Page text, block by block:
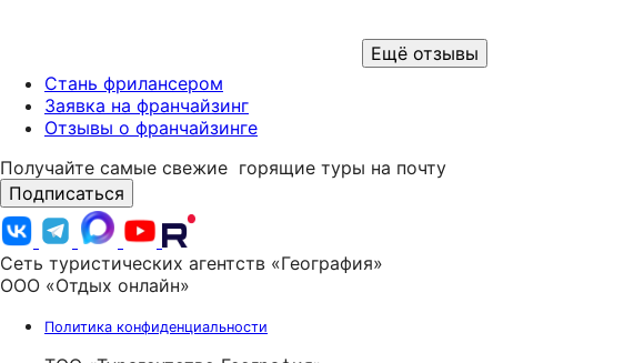
сопровождала нас. Даже с выбором
очень понравилось работать с Анжеликой,
намерены и дальше пользоваться услугами
этого агентства - такой заботы и внимания
мы не встречали больше нигде!
Подобрала тур в нужные нам даты. Мы знали,
Ещё отзывы
Стань фрилансером
Заявка на франчайзинг
Отзывы о франчайзинге
Получайте самые свежие горящие туры на почту
Подписаться
Сеть туристических агентств «География»
ООО «Отдых онлайн»
Политика конфиденциальности